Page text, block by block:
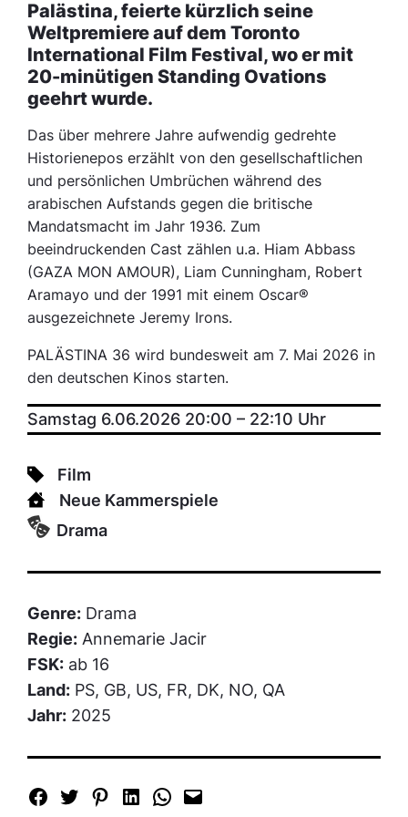
Palästina, feierte kürzlich seine
Weltpremiere auf dem Toronto
International Film Festival, wo er mit
20-minütigen Standing Ovations
geehrt wurde.
Das über mehrere Jahre aufwendig gedrehte
Historienepos erzählt von den gesellschaftlichen
und persönlichen Umbrüchen während des
arabischen Aufstands gegen die britische
Mandatsmacht im Jahr 1936. Zum
beeindruckenden Cast zählen u.a. Hiam Abbass
(GAZA MON AMOUR), Liam Cunningham, Robert
Aramayo und der 1991 mit einem Oscar®
ausgezeichnete Jeremy Irons.
PALÄSTINA 36 wird bundesweit am 7. Mai 2026 in
den deutschen Kinos starten.
Samstag 6.06.2026 20:00 – 22:10 Uhr
Film
Neue Kammerspiele
Drama
Genre: Drama
Regie: Annemarie Jacir
FSK: ab 16
Land: PS, GB, US, FR, DK, NO, QA
Jahr: 2025